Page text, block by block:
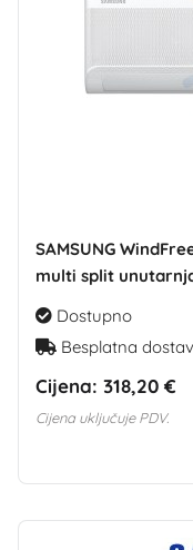
SAMSUNG
multi split
Dostupno
Besplatna
Cijena: 318,20 €
Cijena uključuje PDV.